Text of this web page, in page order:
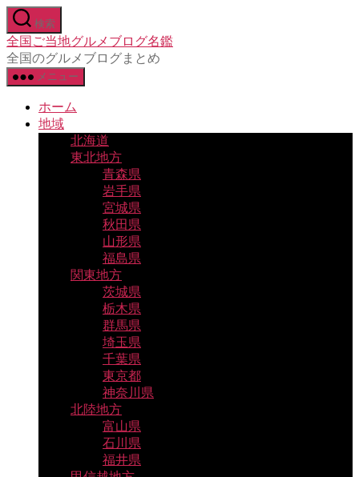
コ
ン
テ
ン
ツ
検索
全国ご当地グルメブログ名鑑
全国のグルメブログまとめ
メニュー
ホーム
地域
北海道
東北地方
青森県
岩手県
宮城県
秋田県
山形県
福島県
関東地方
茨城県
栃木県
群馬県
埼玉県
千葉県
東京都
神奈川県
北陸地方
富山県
石川県
福井県